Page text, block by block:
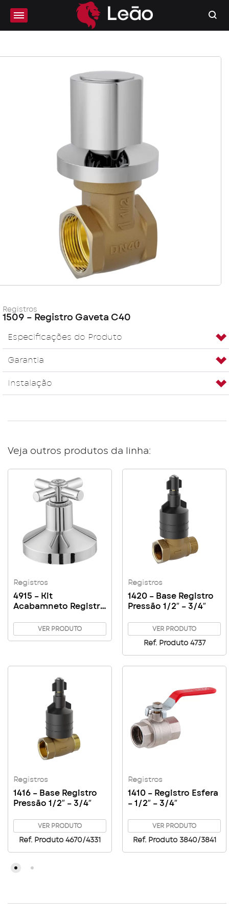
Registros
1509 – Registro Gaveta C40
Especificações do Produto
Garantia
Instalação
Veja outros produtos da linha:
Registros
4915 – Kit
Acabamneto Registro
VER PRODUTO
Registros
1420 – Base Registro
Pressão 1/2″ – 3/4″
VER PRODUTO
Ref. Produto 4737
Registros
1416 – Base Registro
Pressão 1/2″ – 3/4″
VER PRODUTO
Ref. Produto 4670/4331
Registros
1410 – Registro Esfera
– 1/2″ – 3/4″
VER PRODUTO
Ref. Produto 3840/3841